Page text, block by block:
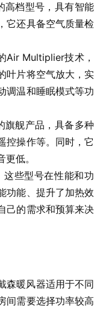
高档型号，具有智能
它还具备空气质量检
Air Multiplier技术，
叶片将空气放大，实
调温和睡眠模式等功
舰产品，具备多种
控操作等。同时，它
低。
些型号在性能和功
功能、提升了加热效
己的需求和预算来决
森暖风器适用于不同
间需要选择功率较高